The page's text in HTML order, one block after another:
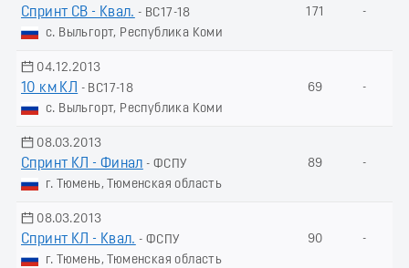
Спринт СВ - Квал. - ВС17-18
с. Выльгорт, Республика Коми
171 -
04.12.2013
10 км КЛ
- ВС17-18
с. Выльгорт, Республика Коми
69 -
08.03.2013
Спринт КЛ - Финал - ФСПУ
г. Тюмень, Тюменская область
89 -
08.03.2013
Спринт КЛ - Квал. - ФСПУ
г. Тюмень, Тюменская область
90 -